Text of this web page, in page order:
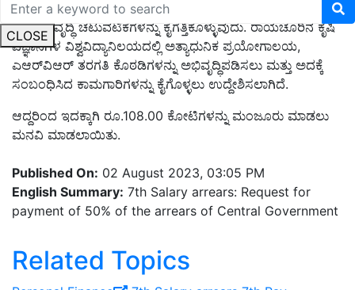
CLOSE
ಭೂ ಅಭಿವೃದ್ಧಿ ಚಟುವಟಿಕೆಗಳನ್ನು ಕೈಗೆತ್ತಿಕೊಳ್ಳುವುದು. ರಾಯಚೂರಿನ ಕೃಷಿ
ವಿಜ್ಞಾನಗಳ ವಿಶ್ವವಿದ್ಯಾನಿಲಯದಲ್ಲಿ ಅತ್ಯಾಧುನಿಕ ಪ್ರಯೋಗಾಲಯ,
ಎಆರ್‌ವಿಆರ್ ತರಗತಿ ಕೊಠಡಿಗಳನ್ನು ಅಭಿವೃದ್ಧಿಪಡಿಸಲು ಮತ್ತು ಅದಕ್ಕೆ
ಸಂಬಂಧಿಸಿದ ಕಾಮಗಾರಿಗಳನ್ನು ಕೈಗೊಳ್ಳಲು ಉದ್ದೇಶಿಸಲಾಗಿದೆ.
ಆದ್ದರಿಂದ ಇದಕ್ಕಾಗಿ ರೂ.108.00 ಕೋಟಿಗಳನ್ನು ಮಂಜೂರು ಮಾಡಲು
ಮನವಿ ಮಾಡಲಾಯಿತು.
Published On: 02 August 2023, 03:05 PM
English Summary: 7th Salary arrears: Request for
payment of 50% of the arrears of Central Government
Related Topics